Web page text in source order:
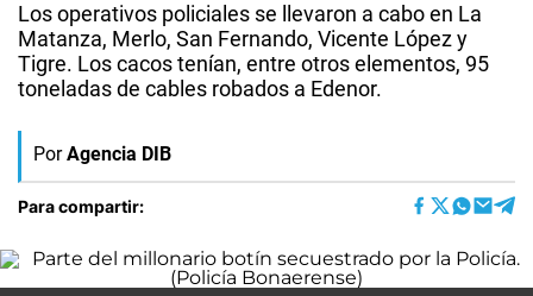
Los operativos policiales se llevaron a cabo en La
Matanza, Merlo, San Fernando, Vicente López y
Tigre. Los cacos tenían, entre otros elementos, 95
toneladas de cables robados a Edenor.
Por Agencia DIB
Para compartir: